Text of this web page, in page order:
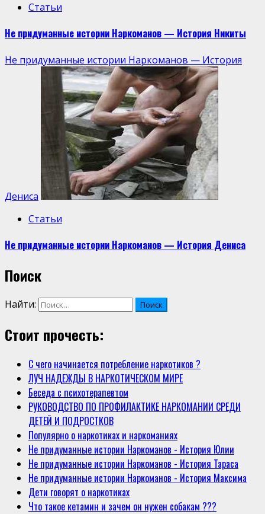
Статьи
Не придуманные истории Наркоманов — История Никиты
Не придуманные истории Наркоманов — История
Дениса
Статьи
Не придуманные истории Наркоманов — История Дениса
Поиск
Найти:
Стоит прочесть:
С чего начинается потребление наркотиков ?
ЛУЧ НАДЕЖДЫ В НАРКОТИЧЕСКОМ МИРЕ
Беседа с психотерапевтом
РУКОВОДСТВО ПО ПРОФИЛАКТИКЕ НАРКОМАНИИ СРЕДИ
ДЕТЕЙ И ПОДРОСТКОВ
Популярно о наркотиках и наркоманиях
Не придуманные истории Наркоманов - История Юлии
Не придуманные истории Наркоманов - История Тараса
Не придуманные истории Наркоманов - История Максима
Дети говорят о наркотиках
Что такое кетамин и зачем он нужен собакам ???